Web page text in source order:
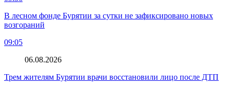
В лесном фонде Бурятии за сутки не зафиксировано новых
возгораний
09:05
06.08.2026
Трем жителям Бурятии врачи восстановили лицо после ДТП